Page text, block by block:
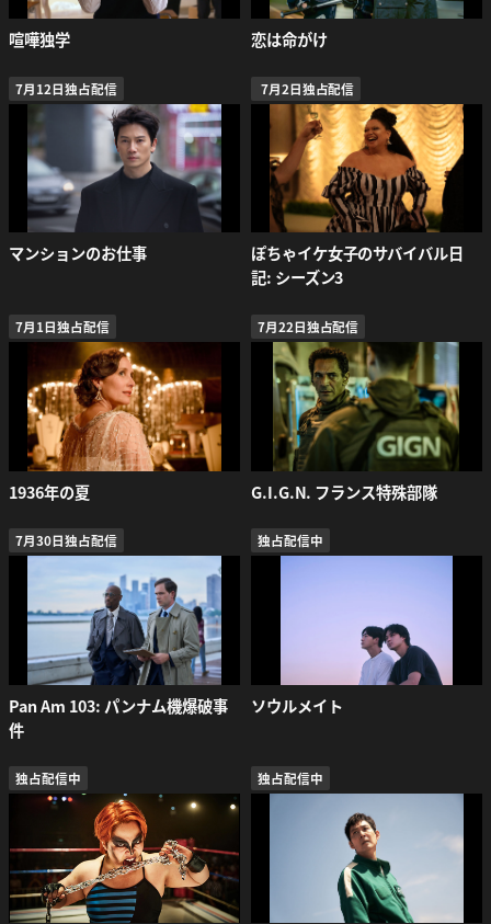
喧嘩独学 恋は命がけ
7月12日独占配信
マンションのお仕事
7月2日独占配信
ぽちゃイケ女子のサバイバル日
記: シーズン3
7月1日独占配信
1936年の夏
7月22日独占配信
G.I.G.N. フランス特殊部隊
7月30日独占配信
Pan Am 103: パンナム機爆破事
件
独占配信中
ソウルメイト
独占配信中 独占配信中